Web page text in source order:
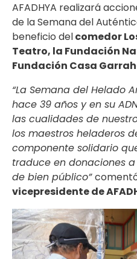
AFADHYA realizará
de la Semana del
beneficio delcomedor
Teatro, la Fundación
Fundación Casa
“La Semana del Helado
hace 39 años y en su
las cualidades de
los maestros heladeros
componente solidario
traduce en donaciones
de bien público”
vicepresidente de